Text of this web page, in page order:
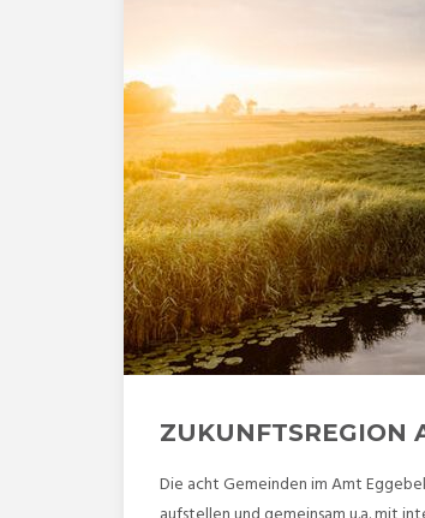
ZUKUNFTSREGION
Die acht Gemeinden im Amt